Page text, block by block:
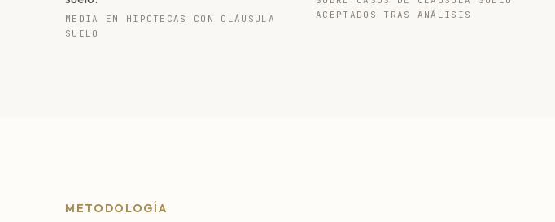
MEDIA EN HIPOTECAS CON CLÁUSULA
SUELO
ACEPTADOS TRAS ANÁLISIS
METODOLOGÍA